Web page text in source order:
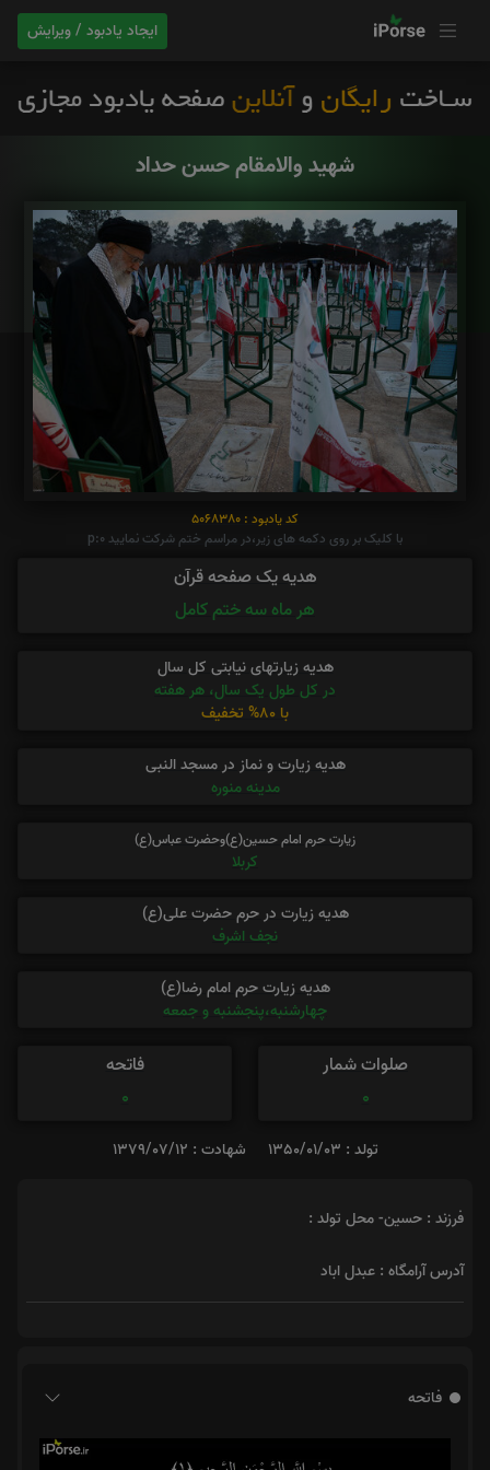
ایجاد یادبود / ویرایش
شهید والامقام حسن حداد
کد یادبود : 5068380
با کلیک بر روی دکمه های زیر،در مراسم ختم شرکت نمایید p:0
هدیه یک صفحه قرآن
هر ماه سه ختم کامل
هدیه زیارتهای نیابتی کل سال
در کل طول یک سال، هر هفته
با 80% تخفیف
هدیه زیارت و نماز در مسجد النبی
مدینه منوره
زیارت حرم امام حسین(ع)وحضرت عباس(ع)
کربلا
هدیه زیارت در حرم حضرت علی(ع)
نجف اشرف
هدیه زیارت حرم امام رضا(ع)
چهارشنبه،پنجشنبه و جمعه
صلوات شمار
0
فاتحه
0
تولد : 1350/01/03 شهادت : 1379/07/12
فرزند : حسین- محل تولد :
آدرس آرامگاه : عبدل اباد
فاتحه